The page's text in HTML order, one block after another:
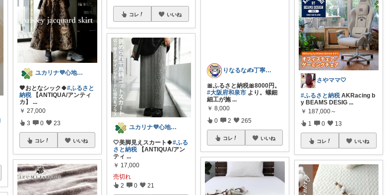
ユカリナ💜心地よい暮らしナチュラル🌿
🤎おとなシック🍀#ふるさと
納税【ANTIQUA/アンティ
カ】
...
￥ 27,000
3 0 23
コレ いいね
コレ いいね
ユカリナ💜心地よい暮らしナチュラル🌿
🤍美脚見えスカート🍀#ふる
さと納税【ANTIQUA/アン
ティ ...
￥ 17,000
売切れ
2 0 21
りなるな✍️丁寧レビュアー
🎀ふるさと納税🎀8000円。
#大阪府和泉市
細工が施
...
￥ 8,000
0 2
さやママ🤍
#ふるさと納税AKRacing b
y BEAMS DESIG ...
￥ 187,000～
1 0 13
コレ いいね